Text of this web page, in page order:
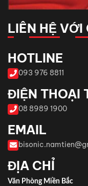
LIÊN HỆ VỚI
HOTLINE
093 976 8811
ĐIỆN THOẠI
08 8989 1900
EMAIL
ĐỊA CHỈ
Văn Phòng Miền Bắc